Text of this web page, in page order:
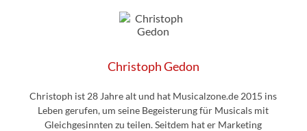
Christoph Gedon
Christoph ist 28 Jahre alt und hat Musicalzone.de 2015 ins
Leben gerufen, um seine Begeisterung für Musicals mit
Gleichgesinnten zu teilen. Seitdem hat er Marketing